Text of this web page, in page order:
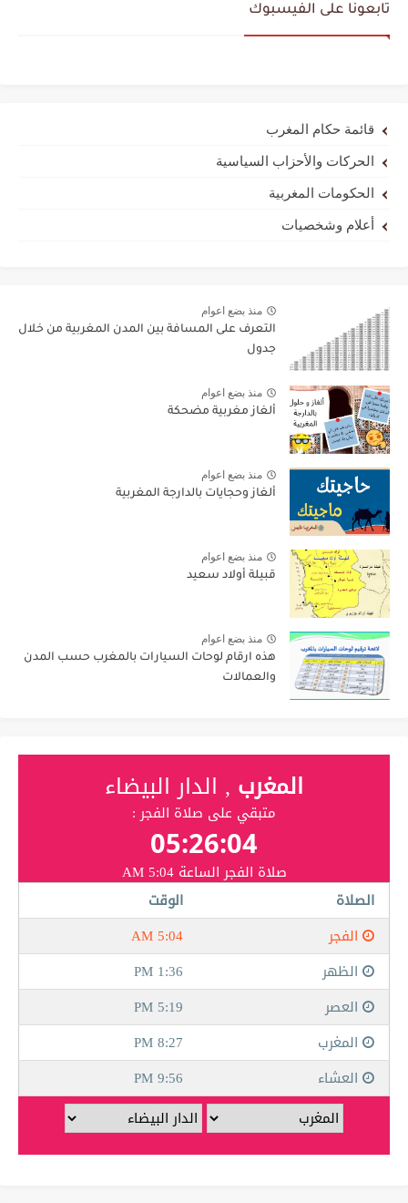
تابعونا على الفيسبوك
قائمة حكام المغرب
الحركات والأحزاب السياسية
الحكومات المغربية
أعلام وشخصيات
منذ بضع اعوام
التعرف على المسافة بين المدن المغربية من خلال
جدول
منذ بضع اعوام
ألغاز مغربية مضحكة
منذ بضع اعوام
ألغاز وحجايات بالدارجة المغربية
منذ بضع اعوام
قبيلة أولاد سعيد
منذ بضع اعوام
هذه ارقام لوحات السيارات بالمغرب حسب المدن
والعمالات